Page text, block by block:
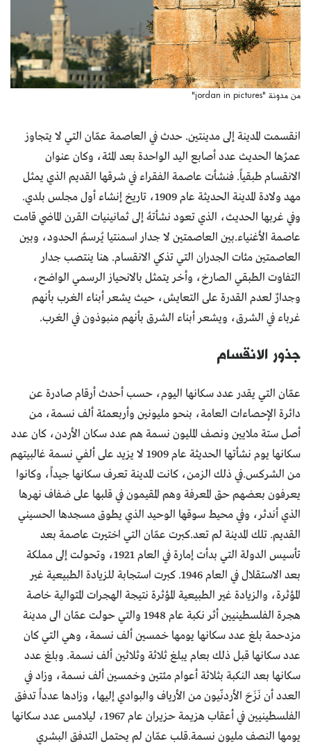
من مدونة "jordan in pictures"
انقسمت المدينة إلى مدينتين. حدث في العاصمة عمّان التي لا يتجاوز
عمرُها الحديث عدد أصابع اليد الواحدة بعد المئة، وكان عنوان
الانقسام طبقياً. فنشأت عاصمة الفقراء في شرقها القديم الذي يمثل
مهد ولادة المدينة الحديثة عام 1909، تاريخ إنشاء أول مجلس بلدي.
وفي غربها الحديث، الذي تعود نشأتهُ إلى ثمانينيات القرن الماضي قامت
عاصمة الأغنياء.بين العاصمتين لا جدار اسمنتيا يُرسمُ الحدود، وبين
العاصمتين مئات الجدران التي تذكي الانقسام. هنا ينتصب جدار
التفاوت الطبقي الصارخ، وأخر يتمثل بالانحياز الرسمي الواضح،
وجدارٌ لعدم القدرة على التعايش، حيث يشعر أبناء الغرب بأنهم
غرباء في الشرق، ويشعر أبناء الشرق بأنهم منبوذون في الغرب.
جذور الانقسام
عمّان التي يقدر عدد سكانها اليوم، حسب أحدث أرقام صادرة عن
دائرة الإحصاءات العامة، بنحو مليونين وأربعمئة ألف نسمة، من
أصل ستة ملايين ونصف المليون نسمة هم عدد سكان الأردن، كان عدد
سكانها يوم نشأتها الحديثة عام 1909 لا يزيد على ألفي نسمة غالبيتهم
من الشركس.في ذلك الزمن، كانت المدينة تعرف سكانها جيداً، وكانوا
يعرفون بعضهم حق المعرفة وهم المقيمون في قلبها على ضفاف نهرها
الذي أندثر، وفي محيط سوقها الوحيد الذي يطوق مسجدها الحسيني
القديم. تلك المدينة لم تعد.كبرت عمّان التي اختيرت عاصمة بعد
تأسيس الدولة التي بدأت إمارة في العام 1921، وتحولت إلى مملكة
بعد الاستقلال في العام 1946. كبرت استجابة للزيادة الطبيعية غير
المؤثرة، والزيادة غير الطبيعية المؤثرة نتيجة الهجرات المتوالية خاصة
هجرة الفلسطينيين أثر نكبة عام 1948 والتي حولت عمّان الى مدينة
مزدحمة بلغ عدد سكانها يومها خمسين ألف نسمة، وهي التي كان
عدد سكانها قبل ذلك بعام يبلغ ثلاثة وثلاثين ألف نسمة. وبلغ عدد
سكانها بعد النكبة بثلاثة أعوام مئتين وخمسين ألف نسمة، وزاد في
العدد أن نَزَحَ الأردنّيون من الأرياف والبوادي إليها، وزادها عدداً تدفق
الفلسطينيين في أعقاب هزيمة حزيران عام 1967، ليلامس عدد سكانها
يومها النصف مليون نسمة.قلب عمّان لم يحتمل التدفق البشري